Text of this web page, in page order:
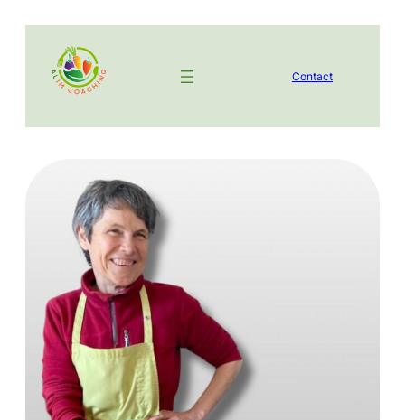
Contact